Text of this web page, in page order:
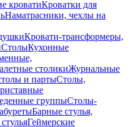
кроватиКроватки для
Наматрасники, чехлы на
Кровати-трансформеры,
СтолыКухонные
столикиЖурнальные
и партыСтолы,
группыСтолы-
Барные стулья,
Геймерские